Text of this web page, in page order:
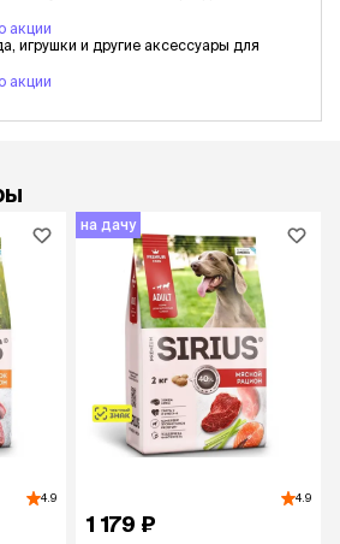
акции
игрушки и другие аксессуары для
акции
4.9
на дачу
4.9
1 179 ₽